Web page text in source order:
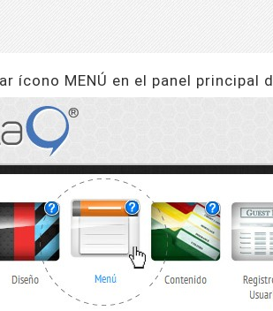
ícono MENÚ en el panel principal